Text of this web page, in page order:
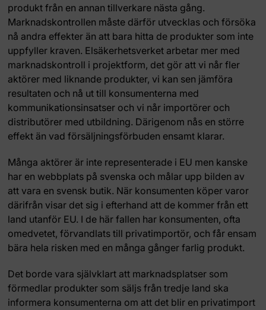
produkt från en annan tillverkare nästa gång.
Marknadskontrollen måste därför utvecklas och försöka
nå andra effekter än att bara hitta de produkter som inte
uppfyller kraven. Elsäkerhetsverket arbetar mer med
marknadskontroll i projektform, det gör att vi når fler
aktörer med liknande produkter, vi kan sen jämföra
resultaten och nå ut till konsumenterna med
kommunikationsinsatser och vi når importörer och
distributörer med utbildning. Därigenom nås en större
effekt än vad försäljningsförbuden ensamt klarar.
Många aktörer är inte representerade i EU men kanske
har en webbplats på svenska och målar upp bilden av
att vara en svensk butik. När konsumenten köper varor
därifrån visar det sig i efterhand att de kommer från ett
land utanför EU. I de här fallen har konsumenten, ofta
omedvetet, förvandlats till privatimportör, och får ensam
bära hela risken med en många gånger farlig produkt.
Det borde vara självklart att marknadsplatser som
förmedlar produkter som säljs från tredje land ska
informera konsumenterna om att det blir en privatimport